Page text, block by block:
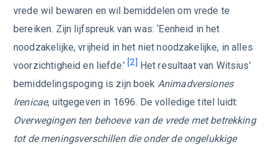
vrede wil bewaren en wil bemiddelen om vrede te
bereiken. Zijn lijfspreuk van was: ‘Eenheid in het
noodzakelijke, vrijheid in het niet noodzakelijke, in alles
voorzichtigheid en liefde.’[2] Het resultaat van Witsius’
bemiddelingspoging is zijn boek Animadversiones
Irenicae, uitgegeven in 1696. De volledige titel luidt:
Overwegingen ten behoeve van de vrede met betrekking
tot de meningsverschillen die onder de ongelukkige